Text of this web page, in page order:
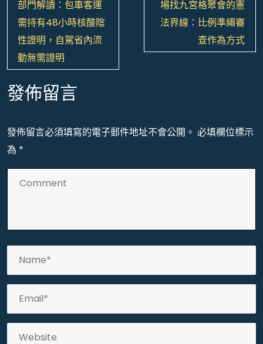
導
覽
部門解讀：包車客運
需持有48小時核酸陰
性證明，自駕省內流
動無需證明
場找九宮格聚會的憲
法界線：比例準繩審
查作為方式
發佈留言
發佈留言必須填寫的電子郵件地址不會公開。 必填欄位標示
為 *